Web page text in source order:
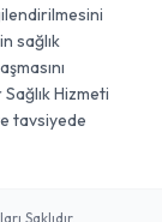
sağlık
Hizmeti
tavsiyede
Saklıdır.